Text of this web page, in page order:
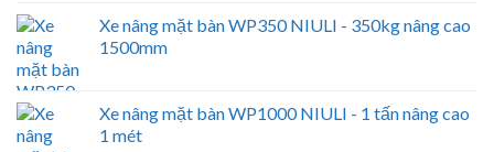
Xe nâng mặt bàn WP350 NIULI - 350kg nâng cao
1500mm
Xe nâng mặt bàn WP1000 NIULI - 1 tấn nâng cao
1 mét